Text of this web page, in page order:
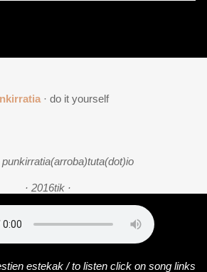
· do it yourself
· 2016tik ·
estekak / to listen click on song links